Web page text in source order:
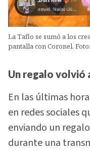
La Taflo se sumó a los
pantalla con Coronel.
Un regalo volvió
En las últimas
en redes sociales
enviando un
durante una